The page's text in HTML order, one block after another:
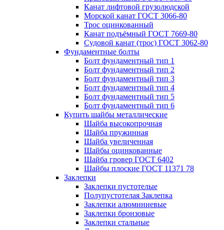
Канат лифтовой грузолюдской
Морской канат ГОСТ 3066-80
Трос оцинкованный
Канат подъёмный ГОСТ 7669-80
Судовой канат (трос) ГОСТ 3062-80
Фундаментные болты
Болт фундаментный тип 1
Болт фундаментный тип 2
Болт фундаментный тип 3
Болт фундаментный тип 4
Болт фундаментный тип 5
Болт фундаментный тип 6
Купить шайбы металлические
Шайба высокопрочная
Шайба пружинная
Шайба увеличенная
Шайбы оцинкованные
Шайба гровер ГОСТ 6402
Шайбы плоские ГОСТ 11371 78
Заклепки
Заклепки пустотелые
Полупустотелая Заклепка
Заклепки алюминиевые
Заклепки бронзовые
Заклепки стальные